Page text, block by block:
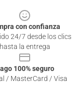
con confianza
24/7 desde los clics
hasta la entrega
100% seguro
/ MasterCard / Visa